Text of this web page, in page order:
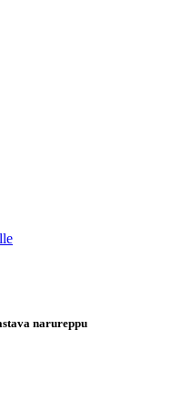
narureppu